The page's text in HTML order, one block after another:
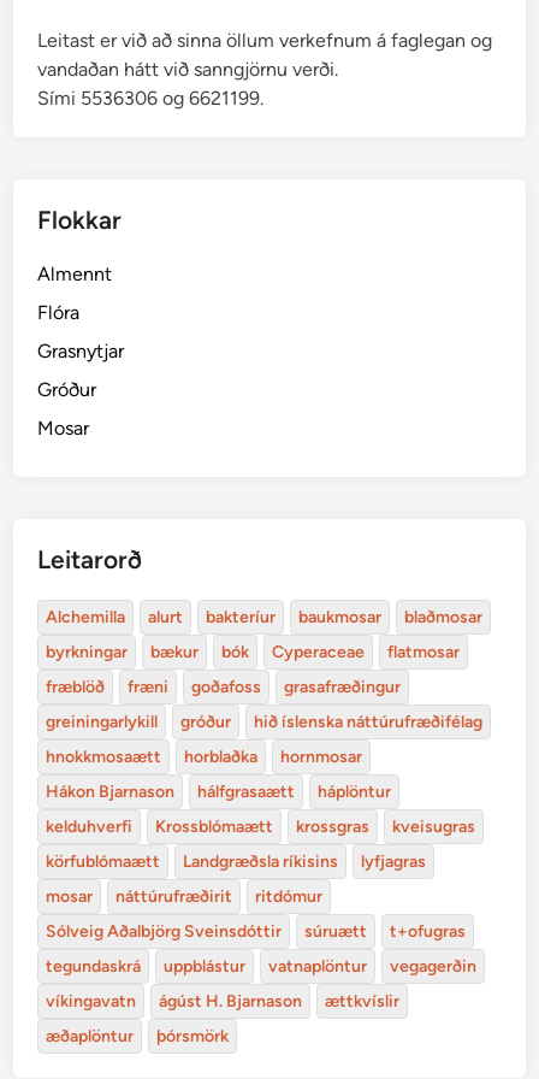
Leitast er við að sinna öllum verkefnum á faglegan og
vandaðan hátt við sanngjörnu verði.
Sími 5536306 og 6621199.
Flokkar
Almennt
Flóra
Grasnytjar
Gróður
Mosar
Leitarorð
Alchemilla alurt bakteríur baukmosar
blaðmosar
byrkningar
bækur bók Cyperaceae
flatmosar
fræblöð
fræni goðafoss
grasafræðingur
greiningarlykill
gróður
hið íslenska náttúrufræðifélag
hnokkmosaætt
horblaðka
hornmosar
Hákon Bjarnason
hálfgrasaætt
háplöntur
kelduhverfi
Krossblómaætt krossgras
kveisugras
körfublómaætt
Landgræðsla ríkisins
lyfjagras
mosar
náttúrufræðirit
ritdómur
Sólveig Aðalbjörg Sveinsdóttir
súruætt
t+ofugras
tegundaskrá
uppblástur vatnaplöntur
vegagerðin
víkingavatn
ágúst H. Bjarnason
ættkvíslir
æðaplöntur
þórsmörk